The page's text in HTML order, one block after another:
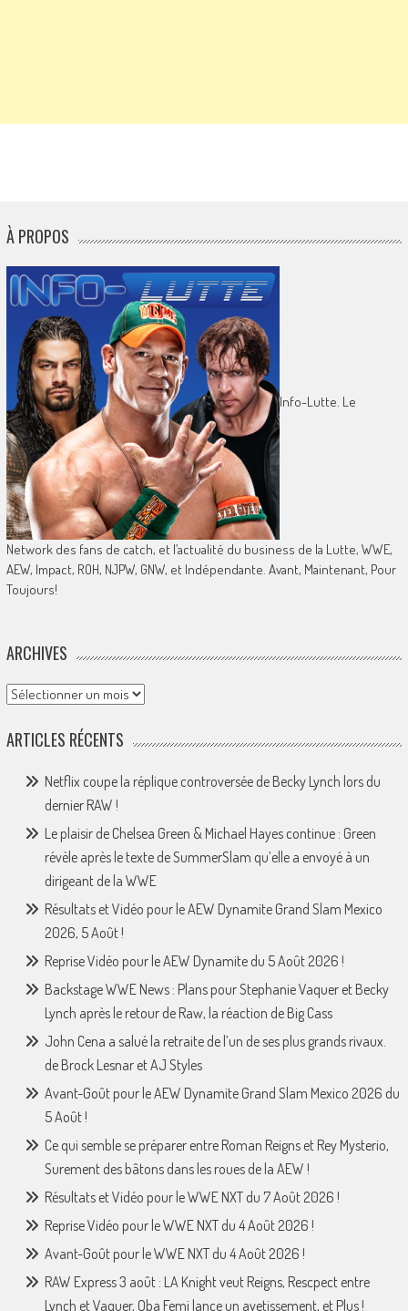
À PROPOS
Info-Lutte. Le
Network des fans de catch, et l’actualité du business de la Lutte, WWE,
AEW, Impact, ROH, NJPW, GNW, et Indépendante. Avant, Maintenant, Pour
Toujours!
ARCHIVES
Archives
ARTICLES RÉCENTS
Netflix coupe la réplique controversée de Becky Lynch lors du
dernier RAW !
Le plaisir de Chelsea Green & Michael Hayes continue : Green
révèle après le texte de SummerSlam qu’elle a envoyé à un
dirigeant de la WWE
Résultats et Vidéo pour le AEW Dynamite Grand Slam Mexico
2026, 5 Août !
Reprise Vidéo pour le AEW Dynamite du 5 Août 2026 !
Backstage WWE News : Plans pour Stephanie Vaquer et Becky
Lynch après le retour de Raw, la réaction de Big Cass
John Cena a salué la retraite de l’un de ses plus grands rivaux.
de Brock Lesnar et AJ Styles
Avant-Goût pour le AEW Dynamite Grand Slam Mexico 2026 du
5 Août !
Ce qui semble se préparer entre Roman Reigns et Rey Mysterio,
Surement des bâtons dans les roues de la AEW !
Résultats et Vidéo pour le WWE NXT du 7 Août 2026 !
Reprise Vidéo pour le WWE NXT du 4 Août 2026 !
Avant-Goût pour le WWE NXT du 4 Août 2026 !
RAW Express 3 août : LA Knight veut Reigns, Rescpect entre
Lynch et Vaquer, Oba Femi lance un avetissement, et Plus !